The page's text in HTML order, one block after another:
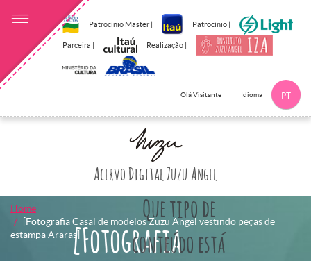
Patrocínio Master | Patrocínio |
Parceira | Realização |
Olá Visitante Idioma PT
Acervo Digital Zuzu Angel
Que tipo de
conteúdo está
Home
[Fotografia Casal de modelos Zuzu Angel vestindo peças de
estampa Araras][Fotografia